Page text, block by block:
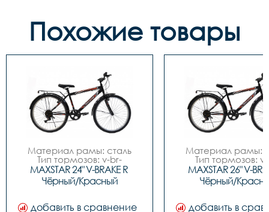
Похожие товары
Материал рамы: сталь
Тип тормозов: v-br-
ободной
Диаметр колес: 24
Размеры		16"
Количество скоростей     7
MAXSTAR 24" V-BRAKE R
Чёрный/Красный
добавить в сравнение
Материал рамы:
Тип тормозов:
ободной
Диаметр
Размеры		17"
Задний
MAXSTAR 26" V-
Чёрный/
добавить в